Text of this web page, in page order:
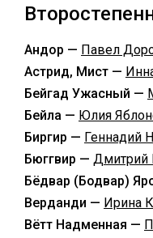
Андор — Павел
Астрид, Мист —
Бейгад Ужасный —
Бейла — Юлия
Биргир — Геннадий
Бюггвир — Дмитрий
Бёдвар (Бодвар)
Верданди — Ирина
Вётт Надменная —